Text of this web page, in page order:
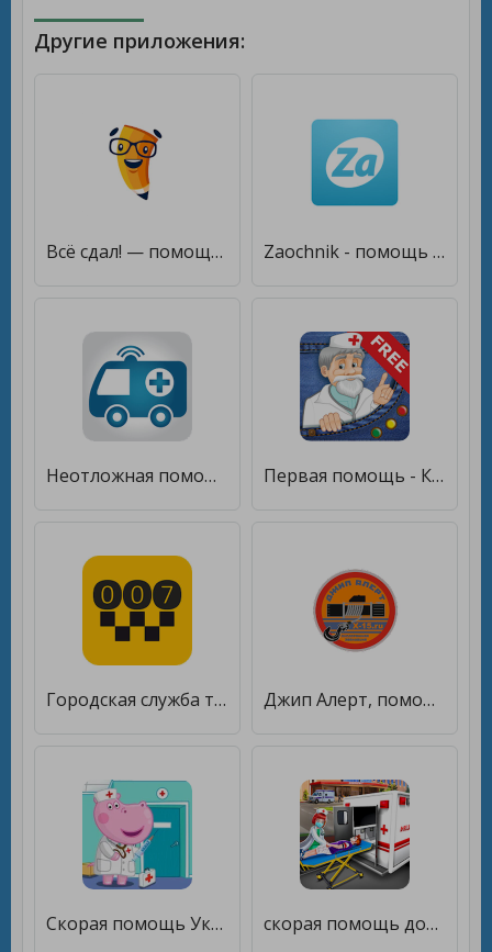
Другие приложения:
Всё сдал! — помощь студентам [Premium] Zaochnik - помощь студентам: курсовые, контрольные [Без рекламы]
Неотложная помощь [Unlocked] Первая помощь - Карманный доктор (базовая версия) [Без рекламы]
Городская служба такси 007 [Unlocked] Джип Алерт, помощь на дороге [Полная версия]
Скорая помощь Уколы и прививки [Много монет] скорая помощь доктор больница [Мод меню]